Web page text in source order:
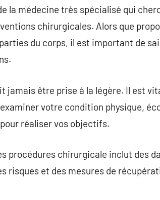
la médecine très spécialisé qui
chirurgicales. Alors que
du corps, il est important de
être prise à la légère. Il est
votre condition physique,
réaliser vos objectifs.
procédures chirurgicale inclut des
risques et des mesures de